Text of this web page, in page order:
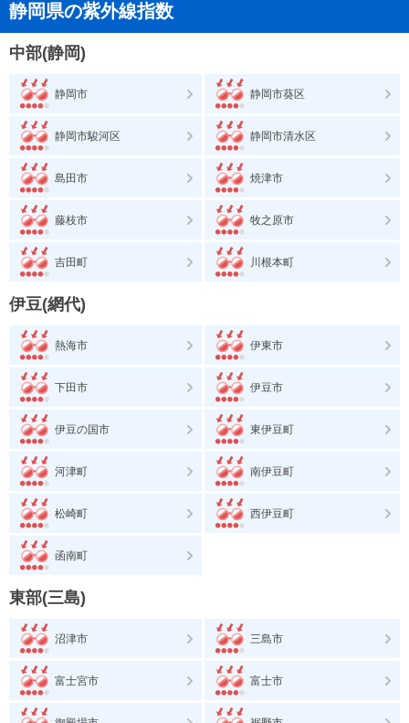
静岡県の紫外線指数
中部(静岡)
静岡市 静岡市葵区
静岡市駿河区 静岡市清水区
島田市 焼津市
藤枝市 牧之原市
吉田町 川根本町
伊豆(網代)
熱海市 伊東市
下田市 伊豆市
伊豆の国市 東伊豆町
河津町 南伊豆町
松崎町 西伊豆町
函南町
東部(三島)
沼津市 三島市
富士宮市 富士市